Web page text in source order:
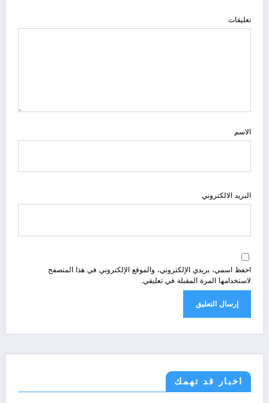
تعليقات
الاسم
البريد الالكتروني
احفظ اسمي، بريدي الإلكتروني، والموقع الإلكتروني في هذا المتصفح
لاستخدامها المرة المقبلة في تعليقي.
اخبار قد تهمك